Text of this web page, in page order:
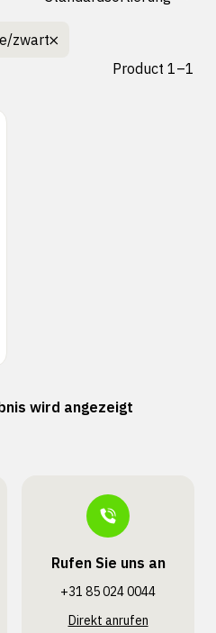
zwart
Product 1–1
wird angezeigt
Rufen Sie uns an
+31 85 024 0044
Direkt anrufen